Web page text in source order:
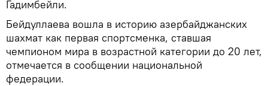
Гадимбейли.
Бейдуллаева вошла в историю азербайджанских
шахмат как первая спортсменка, ставшая
чемпионом мира в возрастной категории до 20 лет,
отмечается в сообщении национальной
федерации.